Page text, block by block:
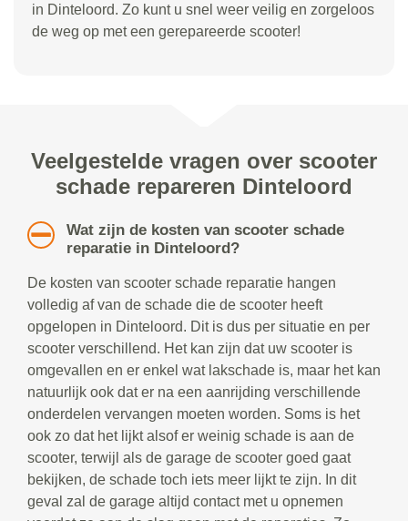
in Dinteloord. Zo kunt u snel weer veilig en zorgeloos
de weg op met een gerepareerde scooter!
Veelgestelde vragen over scooter
schade repareren Dinteloord
Wat zijn de kosten van scooter schade
reparatie in Dinteloord?
De kosten van scooter schade reparatie hangen
volledig af van de schade die de scooter heeft
opgelopen in Dinteloord. Dit is dus per situatie en per
scooter verschillend. Het kan zijn dat uw scooter is
omgevallen en er enkel wat lakschade is, maar het kan
natuurlijk ook dat er na een aanrijding verschillende
onderdelen vervangen moeten worden. Soms is het
ook zo dat het lijkt alsof er weinig schade is aan de
scooter, terwijl als de garage de scooter goed gaat
bekijken, de schade toch iets meer lijkt te zijn. In dit
geval zal de garage altijd contact met u opnemen